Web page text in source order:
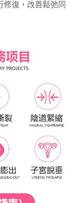
復，改善鬆弛同